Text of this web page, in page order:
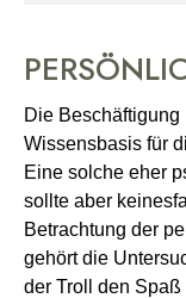
Die
Wissensbasis für
Eine solche eher
sollte aber
Betrachtung der
gehört die
der Troll den